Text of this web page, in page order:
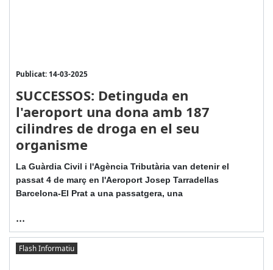
Publicat: 14-03-2025
SUCCESSOS: Detinguda en
l'aeroport una dona amb 187
cilindres de droga en el seu
organisme
La Guàrdia Civil i l'Agència Tributària van detenir el
passat 4 de març en l'Aeroport Josep Tarradellas
Barcelona-El Prat a una passatgera, una
...
Flash Informatiu